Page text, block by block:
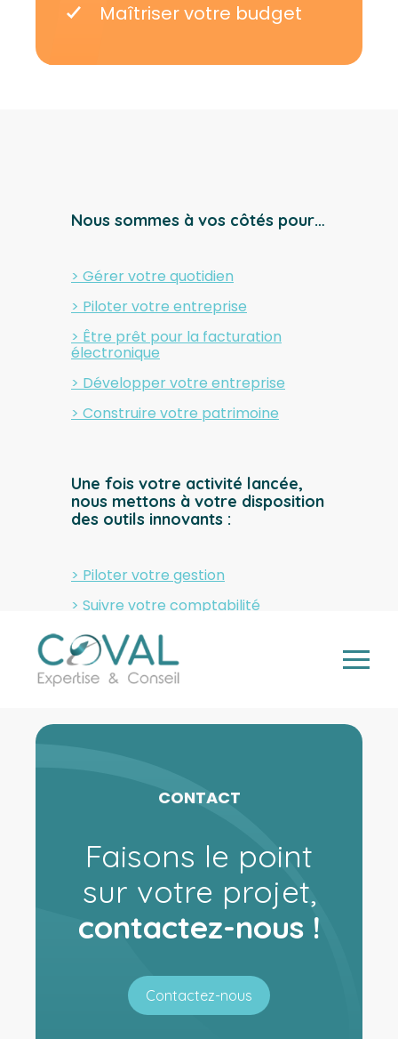
Aller
au
Maîtriser votre budget
Nous sommes à vos côtés pour…
> Gérer votre quotidien
> Piloter votre entreprise
> Être prêt pour la facturation
électronique
> Développer votre entreprise
> Construire votre patrimoine
Une fois votre activité lancée,
nous mettons à votre disposition
des outils innovants :
> Piloter votre gestion
> Suivre votre comptabilité
> Gérer vos ressources humaines
> Dématérialiser vos documents
CONTACT
Faisons le point
sur votre projet,
contactez-nous !
Contactez-nous